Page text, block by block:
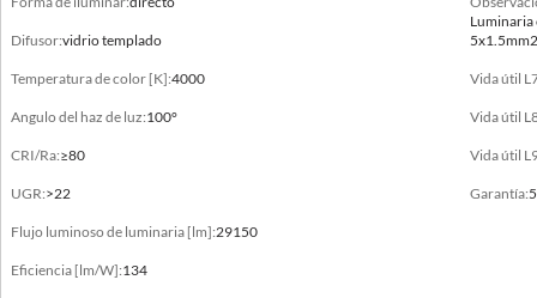
Difusor:vidrio templado
Temperatura de color [K]:4000
Angulo del haz de luz:100°
CRI/Ra:≥80
UGR:>22
Flujo luminoso de luminaria [lm]:29150
Eficiencia [lm/W]:134
Luminaria
Vida útil
Vida útil
Vida útil
Garantía:
High Efficacy para montaje interno, Luminaria estándar para montaje interno,
Luminarias para instalación exterior sin techo
no
no
no